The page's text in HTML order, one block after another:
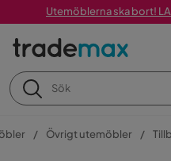
Utemöblerna ska bort!
Övrigt utemöbler